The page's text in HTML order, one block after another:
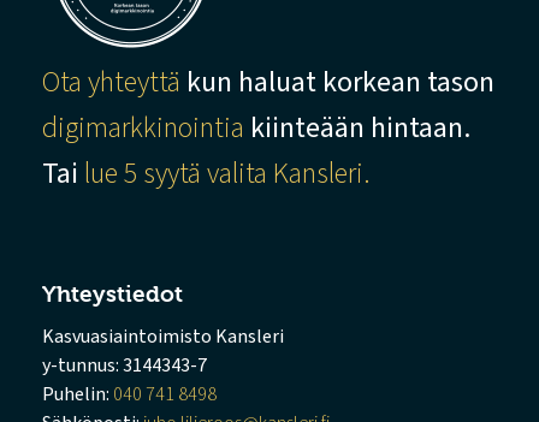
Ota yhteyttä kun haluat korkean tason
digimarkkinointia kiinteään hintaan.
Tai lue 5 syytä valita Kansleri.
Yhteystiedot
Kasvuasiaintoimisto Kansleri
y-tunnus: 3144343-7
Puhelin: 040 741 8498